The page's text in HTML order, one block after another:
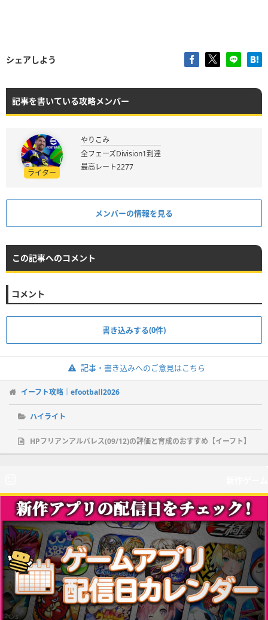
シェアしよう
記事を書いている攻略メンバー
ライター
やりこみ
全フェーズDivision1到達
最高レート2277
メンバーの情報を見る
この記事へのコメント
コメント
書き込みする(0件)
記事・書き込みへのご意見はこちら
イーフト攻略｜efootball2026
ハイライト
HPフリアンアルバレス(09/12)の評価と育成のおすすめ【イーフト】